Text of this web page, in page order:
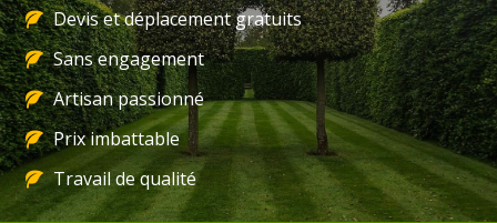
Devis et déplacement gratuits
Sans engagement
Artisan passionné
Prix imbattable
Travail de qualité